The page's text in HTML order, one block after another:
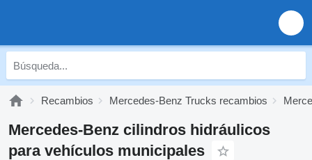
Recambios Mercedes-Benz Trucks recambios
Mercedes-Benz cilindros hidráulicos
para vehículos municipales